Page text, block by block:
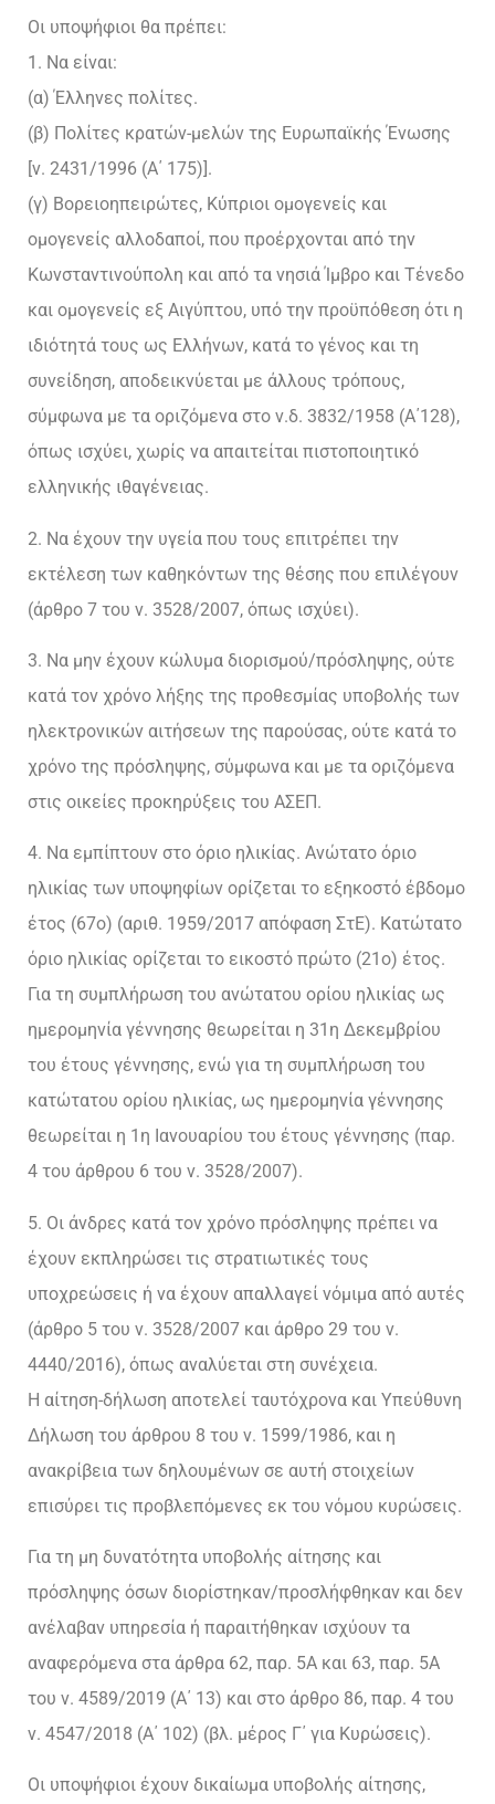
Οι υποψήφιοι θα πρέπει:
1. Να είναι:
(α) Έλληνες πολίτες.
(β) Πολίτες κρατών-μελών της Ευρωπαϊκής Ένωσης
[ν. 2431/1996 (Α΄ 175)].
(γ) Βορειοηπειρώτες, Κύπριοι ομογενείς και
ομογενείς αλλοδαποί, που προέρχονται από την
Κωνσταντινούπολη και από τα νησιά Ίμβρο και Τένεδο
και ομογενείς εξ Αιγύπτου, υπό την προϋπόθεση ότι η
ιδιότητά τους ως Ελλήνων, κατά το γένος και τη
συνείδηση, αποδεικνύεται με άλλους τρόπους,
σύμφωνα με τα οριζόμενα στο ν.δ. 3832/1958 (Α΄128),
όπως ισχύει, χωρίς να απαιτείται πιστοποιητικό
ελληνικής ιθαγένειας.
2. Να έχουν την υγεία που τους επιτρέπει την
εκτέλεση των καθηκόντων της θέσης που επιλέγουν
(άρθρο 7 του ν. 3528/2007, όπως ισχύει).
3. Να μην έχουν κώλυμα διορισμού/πρόσληψης, ούτε
κατά τον χρόνο λήξης της προθεσμίας υποβολής των
ηλεκτρονικών αιτήσεων της παρούσας, ούτε κατά το
χρόνο της πρόσληψης, σύμφωνα και με τα οριζόμενα
στις οικείες προκηρύξεις του ΑΣΕΠ.
4. Να εμπίπτουν στο όριο ηλικίας. Ανώτατο όριο
ηλικίας των υποψηφίων ορίζεται το εξηκοστό έβδομο
έτος (67ο) (αριθ. 1959/2017 απόφαση ΣτΕ). Κατώτατο
όριο ηλικίας ορίζεται το εικοστό πρώτο (21ο) έτος.
Για τη συμπλήρωση του ανώτατου ορίου ηλικίας ως
ημερομηνία γέννησης θεωρείται η 31η Δεκεμβρίου
του έτους γέννησης, ενώ για τη συμπλήρωση του
κατώτατου ορίου ηλικίας, ως ημερομηνία γέννησης
θεωρείται η 1η Ιανουαρίου του έτους γέννησης (παρ.
4 του άρθρου 6 του ν. 3528/2007).
5. Οι άνδρες κατά τον χρόνο πρόσληψης πρέπει να
έχουν εκπληρώσει τις στρατιωτικές τους
υποχρεώσεις ή να έχουν απαλλαγεί νόμιμα από αυτές
(άρθρο 5 του ν. 3528/2007 και άρθρο 29 του ν.
4440/2016), όπως αναλύεται στη συνέχεια.
Η αίτηση-δήλωση αποτελεί ταυτόχρονα και Υπεύθυνη
Δήλωση του άρθρου 8 του ν. 1599/1986, και η
ανακρίβεια των δηλουμένων σε αυτή στοιχείων
επισύρει τις προβλεπόμενες εκ του νόμου κυρώσεις.
Για τη μη δυνατότητα υποβολής αίτησης και
πρόσληψης όσων διορίστηκαν/προσλήφθηκαν και δεν
ανέλαβαν υπηρεσία ή παραιτήθηκαν ισχύουν τα
αναφερόμενα στα άρθρα 62, παρ. 5Α και 63, παρ. 5Α
του ν. 4589/2019 (Α΄ 13) και στο άρθρο 86, παρ. 4 του
ν. 4547/2018 (Α΄ 102) (βλ. μέρος Γ΄ για Κυρώσεις).
Οι υποψήφιοι έχουν δικαίωμα υποβολής αίτησης,